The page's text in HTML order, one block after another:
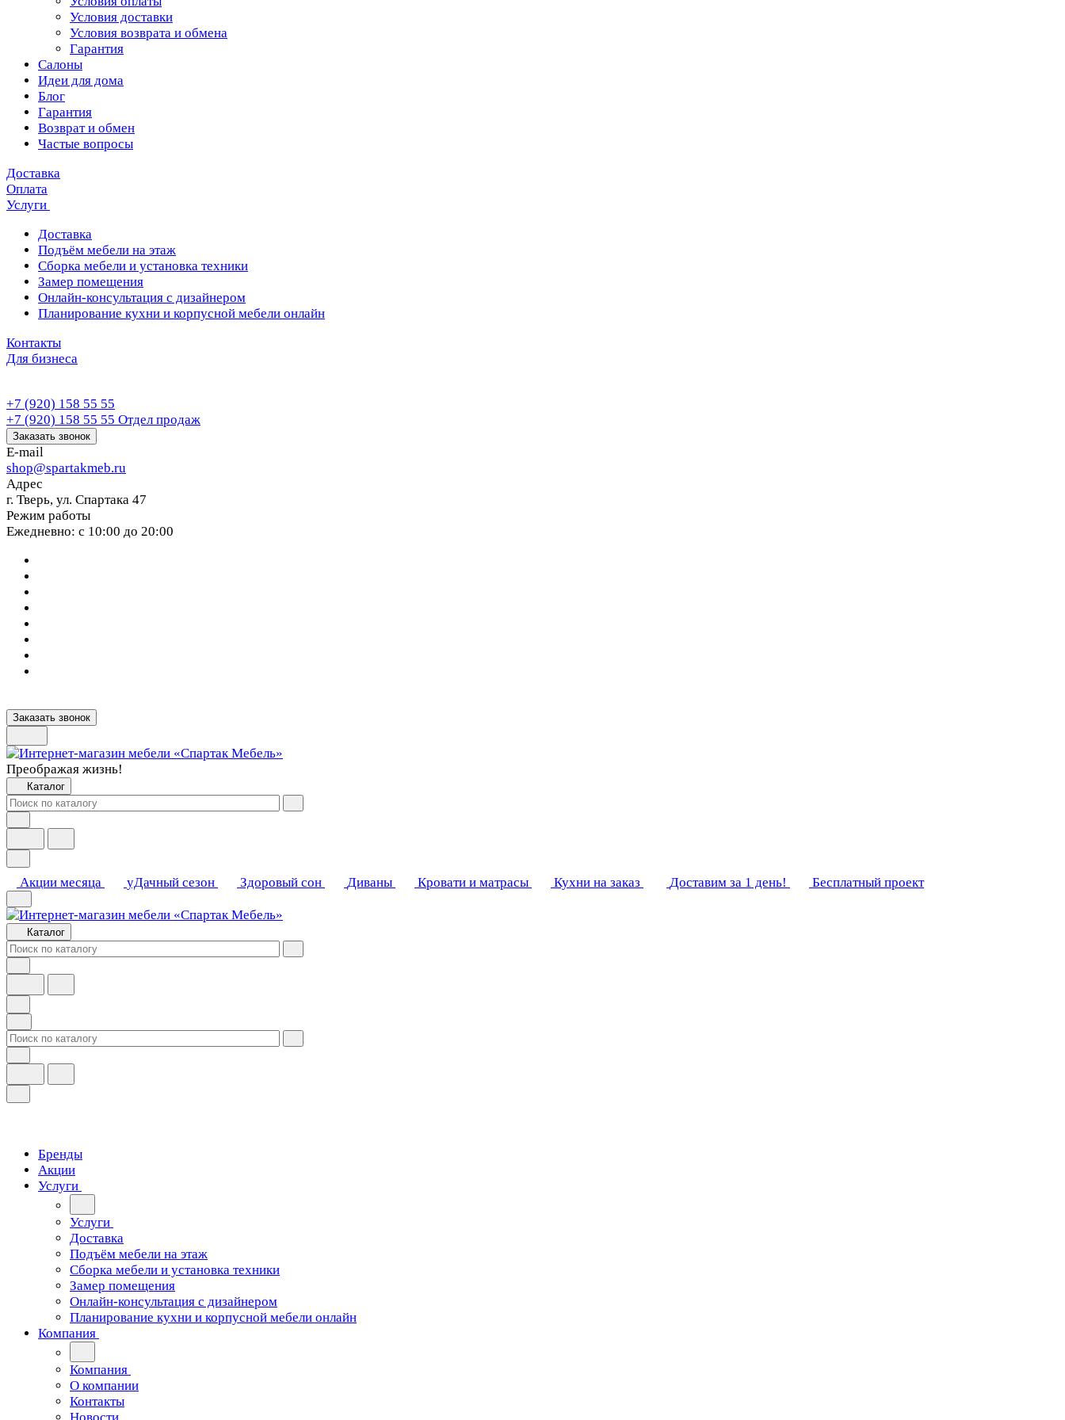
Условия доставки
Условия возврата и обмена
Гарантия
Салоны
Идеи для дома
Блог
Гарантия
Возврат и обмен
Частые вопросы
Доставка
Оплата
Услуги
Доставка
Подъём мебели на этаж
Сборка мебели и установка техники
Замер помещения
Онлайн-консультация с дизайнером
Планирование кухни и корпусной мебели онлайн
Контакты
Для бизнеса
+7 (920) 158 55 55
+7 (920) 158 55 55 Отдел продаж
Заказать звонок
E-mail
shop@spartakmeb.ru
Адрес
г. Тверь, ул. Спартака 47
Режим работы
Ежедневно: с 10:00 до 20:00
Заказать звонок
Преображая жизнь!
Каталог
Акции месяца уДачный сезон Здоровый сон Диваны Кровати и матрасы Кухни на заказ Доставим за 1 день! Бесплатный проект
Каталог
Бренды
Акции
Услуги
Услуги
Доставка
Подъём мебели на этаж
Сборка мебели и установка техники
Замер помещения
Онлайн-консультация с дизайнером
Планирование кухни и корпусной мебели онлайн
Компания
Компания
О компании
Контакты